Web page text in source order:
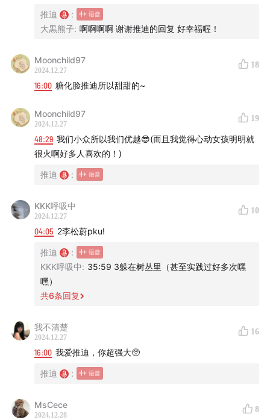
B站：马鲨鲨鲨
/🌍/ 推迪2024个展
以下为推迪2024送出部分的手链。仔细聆听本期，你也
推迪
:
大黒熊子: 啊啊啊啊 谢谢推迪的回复 好幸福喔！
Moonchild97
2024.12.27
18
16:00 糖化脸推迪所以甜甜的~
Moonchild97
2024.12.27
19
48:29 我们小众所以我们优越😎(而且我觉得心动女孩明明就
很火啊好多人喜欢的！)
推迪 :
KKK呼吸中
2024.12.27
10
04:05 2李松蔚pku!
推迪
:
KKK呼吸中: 35:59 3躲在树丛里（甚至实践过好多次嘿
嘿）
共6条回复
我不清楚
2024.12.27
16
16:00 我爱推迪，你超强大🥺
推迪 :
MsCece
2024.12.28
8